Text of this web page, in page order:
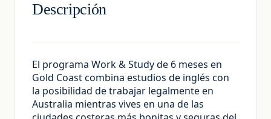
Descripción
El programa Work & Study de 6 meses en
Gold Coast combina estudios de inglés con
la posibilidad de trabajar legalmente en
Australia mientras vives en una de las